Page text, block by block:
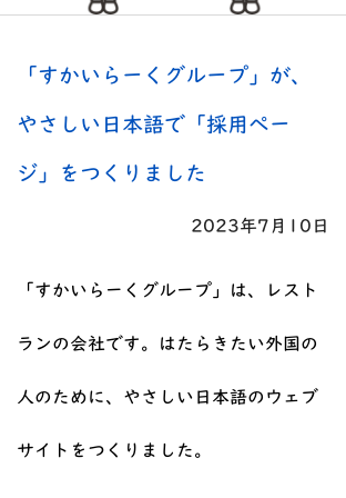
「すかいらーくグループ」が、
やさしい日本語で「採用ぺー
ジ」をつくりました
2023年7月10日
「すかいらーくグループ」は、レスト
ランの会社です。はたらきたい外国の
人のために、やさしい日本語のウェブ
サイトをつくりました。